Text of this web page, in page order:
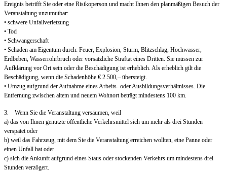
Ereignis betrifft Sie oder eine Risikoperson und macht Ihnen den planmäßigen Besuch der
Veranstaltung unzumutbar:
• schwere Unfallverletzung
• Tod
• Schwangerschaft
• Schaden am Eigentum durch: Feuer, Explosion, Sturm, Blitzschlag, Hochwasser,
Erdbeben, Wasserrohrbruch oder vorsätzliche Straftat eines Dritten. Sie müssen zur
Aufklärung vor Ort sein oder die Beschädigung ist erheblich. Als erheblich gilt die
Beschädigung, wenn die Schadenhöhe € 2.500,– übersteigt.
• Umzug aufgrund der Aufnahme eines Arbeits- oder Ausbildungsverhältnisses. Die
Entfernung zwischen altem und neuem Wohnort beträgt mindestens 100 km.
3. Wenn Sie die Veranstaltung versäumen, weil
a) das von Ihnen genutzte öffentliche Verkehrsmittel sich um mehr als drei Stunden
verspätet oder
b) weil das Fahrzeug, mit dem Sie die Veranstaltung erreichen wollten, eine Panne oder
einen Unfall hat oder
c) sich die Ankunft aufgrund eines Staus oder stockenden Verkehrs um mindestens drei
Stunden verzögert.